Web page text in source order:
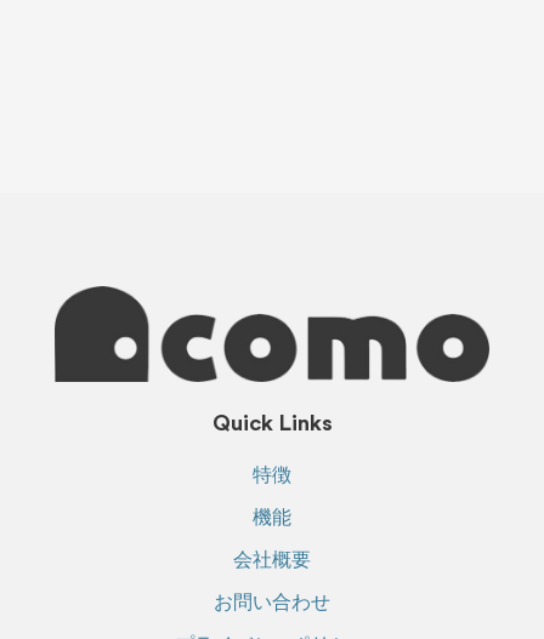
Quick Links
特徴
機能
会社概要
お問い合わせ